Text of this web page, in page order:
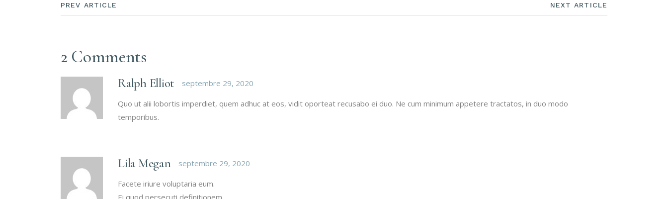
PREV ARTICLE NEXT ARTICLE
2 Comments
Ralph Elliot septembre 29, 2020
Quo ut alii lobortis imperdiet, quem adhuc at eos, vidit oporteat recusabo ei duo. Ne cum minimum appetere tractatos, in duo modo
temporibus.
Lila Megan septembre 29, 2020
Facete iriure voluptaria eum.
Ei quod persecuti definitionem.